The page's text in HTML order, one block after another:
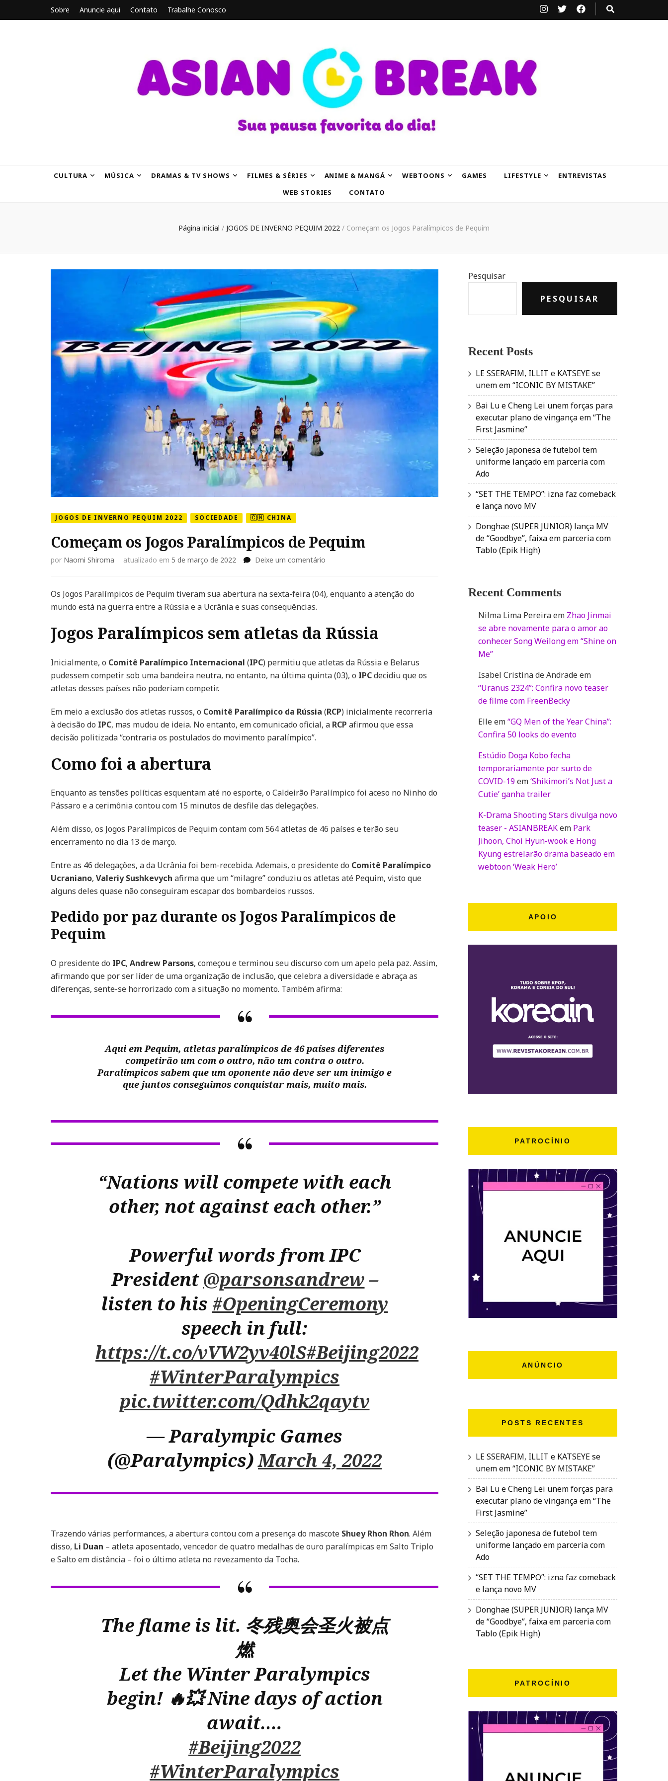
Sobre Anuncie aqui Contato Trabalhe Conosco
CULTURA MÚSICA DRAMAS & TV SHOWS FILMES & SÉRIES ANIME & MANGÁ WEBTOONS GAMES LIFESTYLE
ENTREVISTAS
WEB STORIES
CONTATO
Página inicial / JOGOS DE INVERNO PEQUIM 2022 / Começam os Jogos Paralímpicos de Pequim
JOGOS DE INVERNO PEQUIM 2022 SOCIEDADE 🇨🇳 CHINA
Começam os Jogos Paralímpicos de Pequim
por Naomi Shiroma atualizado em 5 de março de 2022 Deixe um comentário
Jogos
Paralímpicos
Os Jogos Paralímpicos de Pequim tiveram sua abertura na sexta-feira (04), enquanto a atenção do
mundo está na guerra entre a Rússia e a Ucrânia e suas consequências.
Jogos Paralímpicos sem atletas da Rússia
Inicialmente, o Comitê Paralímpico Internacional (IPC) permitiu que atletas da Rússia e Belarus
pudessem competir sob uma bandeira neutra, no entanto, na última quinta (03), o IPCdecidiu que os
atletas desses países não poderiam competir.
Em meio a exclusão dos atletas russos, o Comitê Paralímpico da Rússia (RCP) inicialmente recorreria
à decisão do IPC, mas mudou de ideia. No entanto, em comunicado oficial, a RCP afirmou que essa
decisão politizada “contraria os postulados do movimento paralímpico”.
Como foi a abertura
Enquanto as tensões políticas esquentam até no esporte, o Caldeirão Paralímpico foi aceso no Ninho do
Pássaro e a cerimônia contou com 15 minutos de desfile das delegações.
Além disso, os Jogos Paralímpicos de Pequim contam com 564 atletas de 46 países e terão seu
encerramento no dia 13 de março.
Entre as 46 delegações, a da Ucrânia foi bem-recebida. Ademais, o presidente do Comitê Paralímpico
Ucraniano, Valeriy Sushkevych afirma que um “milagre” conduziu os atletas até Pequim, visto que
alguns deles quase não conseguiram escapar dos bombardeios russos.
Pedido por paz durante os Jogos Paralímpicos de
Pequim
O presidente do IPC, Andrew Parsons, começou e terminou seu discurso com um apelo pela paz. Assim,
afirmando que por ser líder de uma organização de inclusão, que celebra a diversidade e abraça as
diferenças, sente-se horrorizado com a situação no momento. Também afirma:
Aqui em Pequim, atletas paralímpicos de 46 países diferentes
competirão um com o outro, não um contra o outro.
Paralímpicos sabem que um oponente não deve ser um inimigo e
que juntos conseguimos conquistar mais, muito mais.
“Nations will compete with each
other, not against each other.”
Powerful words from IPC
President@parsonsandrew–
listen to his #OpeningCeremony
speech in full:
https://t.co/vVW2yv40lS#Beijing2022
#WinterParalympics
pic.twitter.com/Qdhk2qaytv
— Paralympic Games
(@Paralympics)March 4, 2022
Trazendo várias performances, a abertura contou com a presença do mascote Shuey Rhon Rhon. Além
disso, Li Duan – atleta aposentado, vencedor de quatro medalhas de ouro paralímpicas em Salto Triplo
e Salto em distância – foi o último atleta no revezamento da Tocha.
The flame is lit. 冬残奥会圣火被点
燃
Let the Winter Paralympics
begin! 🔥💥 Nine days of action
await….
#Beijing2022
#WinterParalympics
Pesquisar
PESQUISAR
Recent Posts
LE SSERAFIM, ILLIT e KATSEYE se
unem em “ICONIC BY MISTAKE”
Bai Lu e Cheng Lei unem forças para
executar plano de vingança em “The
First Jasmine”
Seleção japonesa de futebol tem
uniforme lançado em parceria com
Ado
“SET THE TEMPO”: izna faz comeback
e lança novo MV
Donghae (SUPER JUNIOR) lança MV
de “Goodbye”, faixa em parceria com
Tablo (Epik High)
Recent Comments
Nilma Lima Pereiraem Zhao Jinmai
se abre novamente para o amor ao
conhecer Song Weilong em “Shine on
Me”
Isabel Cristina de Andradeem
“Uranus 2324”: Confira novo teaser
de filme com FreenBecky
Elleem“GQ Men of the Year China”:
Confira 50 looks do evento
Estúdio Doga Kobo fecha
temporariamente por surto de
COVID-19em‘Shikimori’s Not Just a
Cutie’ ganha trailer
K-Drama Shooting Stars divulga novo
teaser - ASIANBREAKem Park
Jihoon, Choi Hyun-wook e Hong
Kyung estrelarão drama baseado em
webtoon ‘Weak Hero’
APOIO
PATROCÍNIO
ANÚNCIO
POSTS RECENTES
LE SSERAFIM, ILLIT e KATSEYE se
unem em “ICONIC BY MISTAKE”
Bai Lu e Cheng Lei unem forças para
executar plano de vingança em “The
First Jasmine”
Seleção japonesa de futebol tem
uniforme lançado em parceria com
Ado
“SET THE TEMPO”: izna faz comeback
e lança novo MV
Donghae (SUPER JUNIOR) lança MV
de “Goodbye”, faixa em parceria com
Tablo (Epik High)
PATROCÍNIO